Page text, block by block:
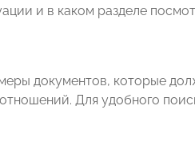
и в каком разделе
документов, которые
Для удобного